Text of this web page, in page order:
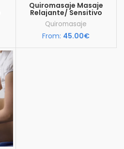
Quiromasaje Masaje
Relajante/ Sensitivo
Quiromasaje
From: 45.00€